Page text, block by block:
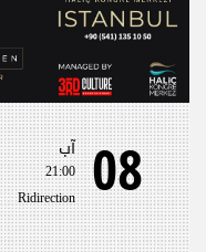
08 آب
21:00
Ridirection